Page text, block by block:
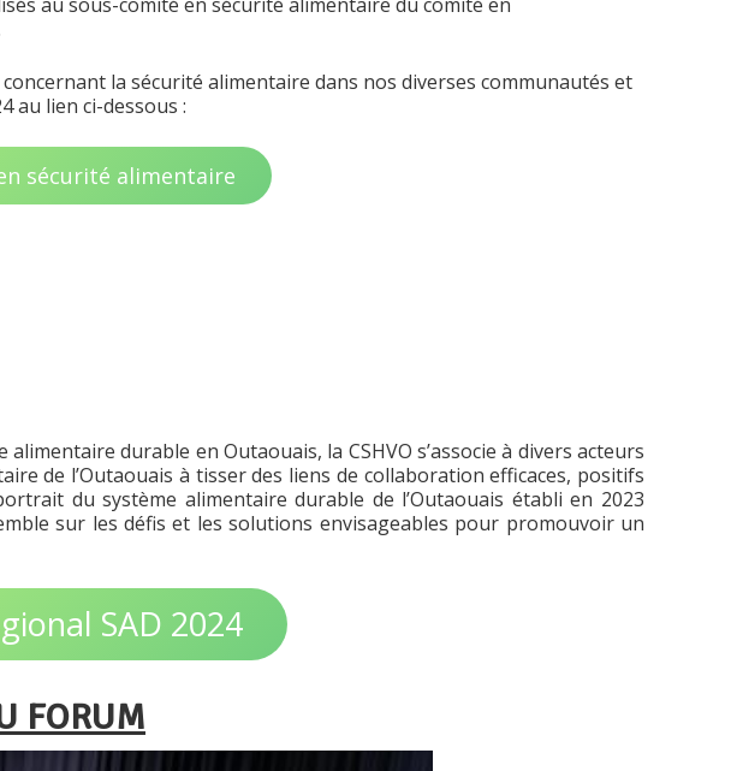
au sous-comité en sécurité alimentaire du comité en
la sécurité alimentaire dans nos diverses communautés et
au lien ci-dessous :
sécurité alimentaire
durable en Outaouais, la CSHVO s’associe à divers acteurs
de l’Outaouais à tisser des liens de collaboration efficaces, positifs
du système alimentaire durable de l’Outaouais établi en 2023
sur les défis et les solutions envisageables pour promouvoir un
SAD 2024
FORUM